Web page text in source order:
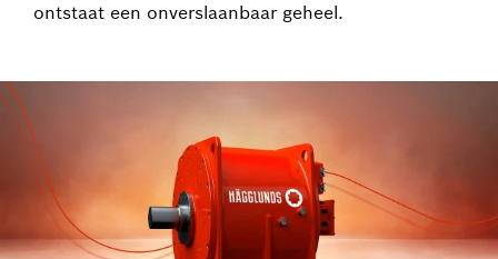
ontstaat een onverslaanbaar geheel.